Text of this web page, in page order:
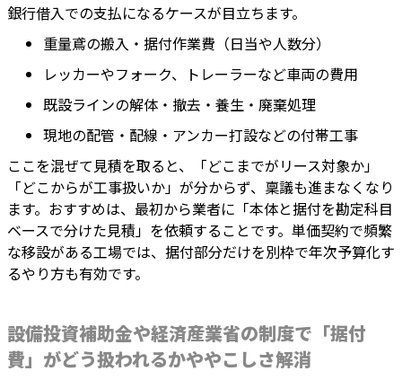
銀行借入での支払になるケースが目立ちます。
重量鳶の搬入・据付作業費（日当や人数分）
レッカーやフォーク、トレーラーなど車両の費用
既設ラインの解体・撤去・養生・廃棄処理
現地の配管・配線・アンカー打設などの付帯工事
ここを混ぜて見積を取ると、「どこまでがリース対象か」
「どこからが工事扱いか」が分からず、稟議も進まなくなり
ます。おすすめは、最初から業者に「本体と据付を勘定科目
ベースで分けた見積」を依頼することです。単価契約で頻繁
な移設がある工場では、据付部分だけを別枠で年次予算化す
るやり方も有効です。
設備投資補助金や経済産業省の制度で「据付
費」がどう扱われるかややこしさ解消